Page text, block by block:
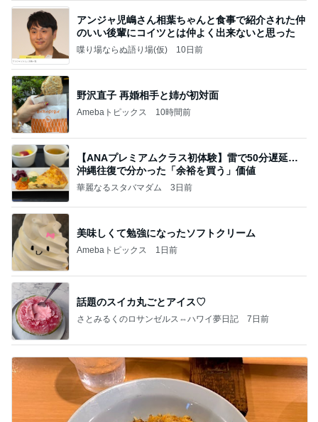
アンジャ児嶋さん相葉ちゃんと食事で紹介された仲
のいい後輩にコイツとは仲よく出来ないと思った
喋り場ならぬ語り場(仮) 10日前
野沢直子 再婚相手と姉が初対面
Amebaトピックス 10時間前
【ANAプレミアムクラス初体験】雷で50分遅延…
沖縄往復で分かった「余裕を買う」価値
華麗なるスタバマダム 3日前
美味しくて勉強になったソフトクリーム
Amebaトピックス 1日前
話題のスイカ丸ごとアイス♡
さとみるくのロサンゼルス⇔ハワイ夢日記 7日前